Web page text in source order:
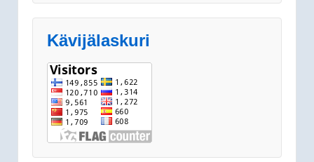
Kävijälaskuri